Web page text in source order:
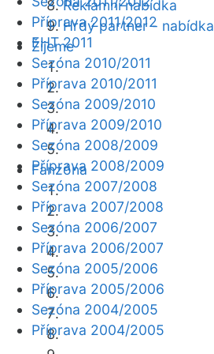
Reklamní nabídka
Hrdý partner - nabídka
Žijeme
Fanzóna
Příprava 2011/2012
EHT 2011
Sezóna 2010/2011
Příprava 2010/2011
Sezóna 2009/2010
Příprava 2009/2010
Sezóna 2008/2009
Příprava 2008/2009
Sezóna 2007/2008
Příprava 2007/2008
Sezóna 2006/2007
Příprava 2006/2007
Sezóna 2005/2006
Příprava 2005/2006
Sezóna 2004/2005
Příprava 2004/2005